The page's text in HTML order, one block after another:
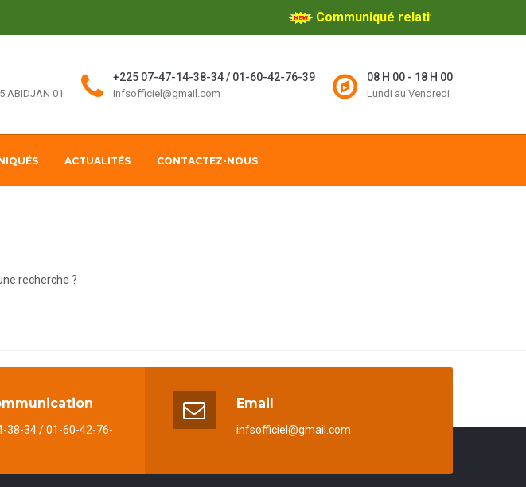
Communiqué relatif aux concours
ABIDJAN 01
+225 07-47-14-38-34 / 01-60-42-76-39
infsofficiel@gmail.com
08 H 00 - 18 H 00
Lundi au Vendredi
ACTUALITÉS CONTACTEZ-NOUS
recherche ?
38-34 / 01-60-42-76-
Email
infsofficiel@gmail.com